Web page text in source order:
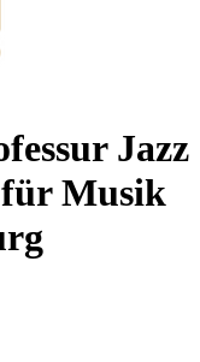
Jazz
für Musik